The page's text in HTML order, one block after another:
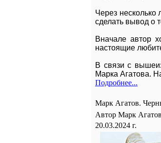
Через
сделать вывод о
Вначале автор
настоящие
В связи с
Марка Агатова.
Подробнее...
Марк Агатов.
Автор Марк Агатов
20.03.2024 г.